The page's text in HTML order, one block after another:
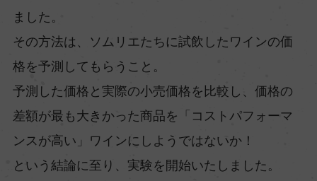
ました。
その方法は、ソムリエたちに試飲したワインの価
格を予測してもらうこと。
予測した価格と実際の小売価格を比較し、価格の
差額が最も大きかった商品を「コストパフォーマ
ンスが高い」ワインにしようではないか！
という結論に至り、実験を開始いたしました。